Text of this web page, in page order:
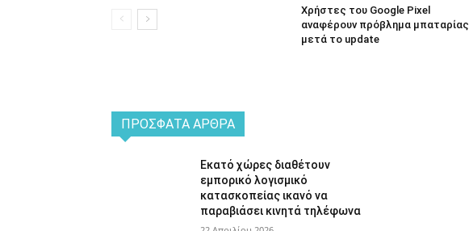
Χρήστες του Google Pixel
αναφέρουν πρόβλημα μπαταρίας
μετά το update
ΠΡΌΣΦΑΤΑ ΆΡΘΡΑ
Εκατό χώρες διαθέτουν
εμπορικό λογισμικό
κατασκοπείας ικανό να
παραβιάσει κινητά τηλέφωνα